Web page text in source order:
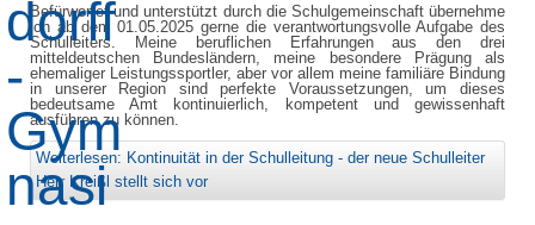
Befürwortet und unterstützt durch die Schulgemeinschaft übernehme
ich ab dem 01.05.2025 gerne die verantwortungsvolle Aufgabe des
Schulleiters. Meine beruflichen Erfahrungen aus den drei
mitteldeutschen Bundesländern, meine besondere Prägung als
ehemaliger Leistungssportler, aber vor allem meine familiäre Bindung
in unserer Region sind perfekte Voraussetzungen, um dieses
bedeutsame Amt kontinuierlich, kompetent und gewissenhaft
ausführen zu können.
Weiterlesen: Kontinuität in der Schulleitung - der neue Schulleiter
Herr Kreißl stellt sich vor